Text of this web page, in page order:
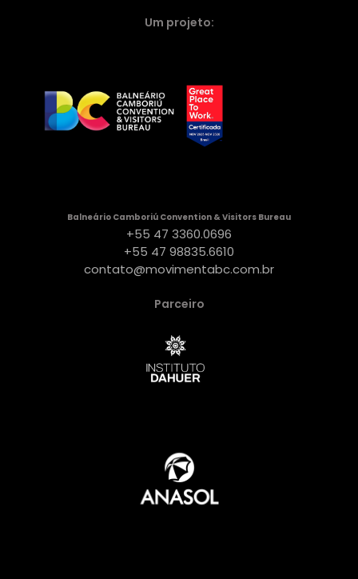
Um projeto:
Balneário Camboriú Convention & Visitors Bureau
+55 47 3360.0696
+55 47 98835.6610
contato@movimentabc.com.br
Parceiro